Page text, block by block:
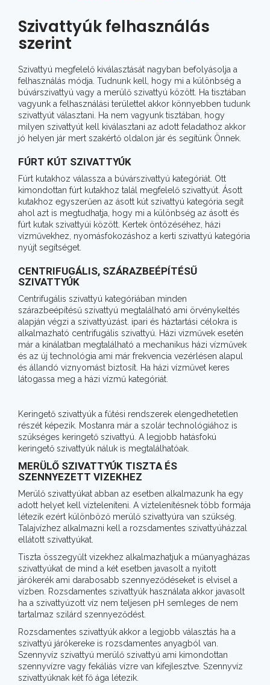
Szivattyúk felhasználás
szerint
Szivattyú megfelelő kiválasztását nagyban befolyásolja a
felhasználás módja. Tudnunk kell, hogy mi a különbség a
búvárszivattyú vagy a merülő szivattyú között. Ha tisztában
vagyunk a felhasználási területtel akkor könnyebben tudunk
szivattyút választani. Ha nem vagyunk tisztában, hogy
milyen szivattyút kell kiválasztani az adott feladathoz akkor
jó helyen jár mert szakértő oldalon jár és segítünk Önnek.
FÚRT KÚT SZIVATTYÚK
Fúrt kutakhoz válassza a búvárszivattyú kategóriát. Ott
kimondottan fúrt kutakhoz talál megfelelő szivattyút. Ásott
kutakhoz egyszerűen az ásott kút szivattyú kategória segít
ahol azt is megtudhatja, hogy mi a különbség az ásott és
fúrt kutak szivattyúi között. Kertek öntözéséhez, házi
vízművekhez, nyomásfokozáshoz a kerti szivattyú kategória
nyújt segítséget.
CENTRIFUGÁLIS, SZÁRAZBEÉPÍTÉSŰ
SZIVATTYÚK
Centrifugális szivattyú kategóriában minden
szárazbeépítésű szivattyú megtalálható ami örvénykeltés
alapján végzi a szivattyúzást. ipari és háztartási célokra is
alkalmazható centrifugális szivattyú. Házi vizművek esetén
már a kínálatban megtalálható a mechanikus házi vízművek
és az új technológia ami már frekvencia vezérlésen alapul
és állandó viznyomást biztosít. Ha házi vízművet keres
látogassa meg a házi vízmű kategóriát.
Keringető szivattyúk a fűtési rendszerek elengedhetetlen
részét képezik. Mostanra már a szolár technológiához is
szükséges keringető szivattyú. A legjobb hatásfokú
keringető szivattyúk náluk is megtalálhatóak.
MERÜLŐ SZIVATTYÚK TISZTA ÉS
SZENNYEZETT VIZEKHEZ
Merülő szivattyúkat abban az esetben alkalmazunk ha egy
adott helyet kell vízteleníteni. A víztelenítésnek több formája
létezik ezért különböző merülő szivattyúra van szükség.
Talajvízhez alkalmazni kell a rozsdamentes szivattyúházzal
ellátott szivattyúkat.
Tiszta összegyűlt vizekhez alkalmazhatjuk a műanyagházas
szivattyúkat de mind a két esetben javasolt a nyitott
járókerék ami darabosabb szennyeződéseket is elvisel a
vízben. Rozsdamentes szivattyúk használata akkor javasolt
ha a szivattyúzott víz nem teljesen pH semleges de nem
tartalmaz szilárd szennyeződést.
Rozsdamentes szivattyúk akkor a legjobb választás ha a
szivattyú járókereke is rozsdamentes anyagból van.
Szennyvíz szivattyú merülő szivattyú ami kimondottan
szennyvízre vagy fekáliás vízre van kifejlesztve. Szennyvíz
szivattyúknak két fő ága létezik.